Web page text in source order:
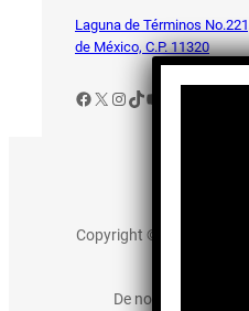
Laguna de Términos
de México, C.P. 11320
Facebook
X Instagram
TikTok
YouTube
Copyright © 2025
De no existir previa